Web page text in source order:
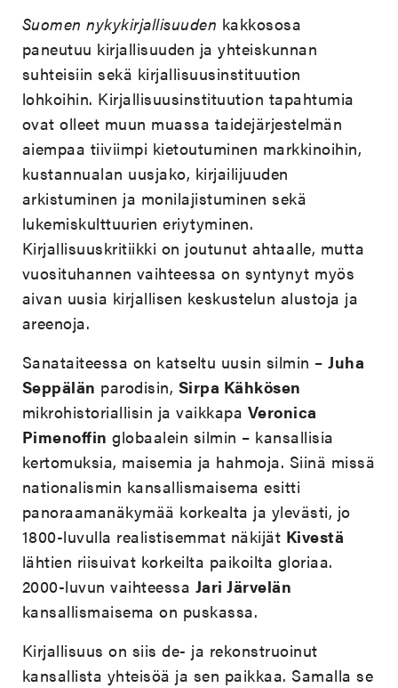
Suomen nykykirjallisuuden kakkososa
paneutuu kirjallisuuden ja yhteiskunnan
suhteisiin sekä kirjallisuusinstituution
lohkoihin. Kirjallisuusinstituution tapahtumia
ovat olleet muun muassa taidejärjestelmän
aiempaa tiiviimpi kietoutuminen markkinoihin,
kustannualan uusjako, kirjailijuuden
arkistuminen ja monilajistuminen sekä
lukemiskulttuurien eriytyminen.
Kirjallisuuskritiikki on joutunut ahtaalle, mutta
vuosituhannen vaihteessa on syntynyt myös
aivan uusia kirjallisen keskustelun alustoja ja
areenoja.
Sanataiteessa on katseltu uusin silmin –Juha
Seppälän parodisin, Sirpa Kähkösen
mikrohistoriallisin ja vaikkapa Veronica
Pimenoffin globaalein silmin – kansallisia
kertomuksia, maisemia ja hahmoja. Siinä missä
nationalismin kansallismaisema esitti
panoraamanäkymää korkealta ja ylevästi, jo
1800-luvulla realistisemmat näkijät Kivestä
lähtien riisuivat korkeilta paikoilta gloriaa.
2000-luvun vaihteessa Jari Järvelän
kansallismaisema on puskassa.
Kirjallisuus on siis de- ja rekonstruoinut
kansallista yhteisöä ja sen paikkaa. Samalla se